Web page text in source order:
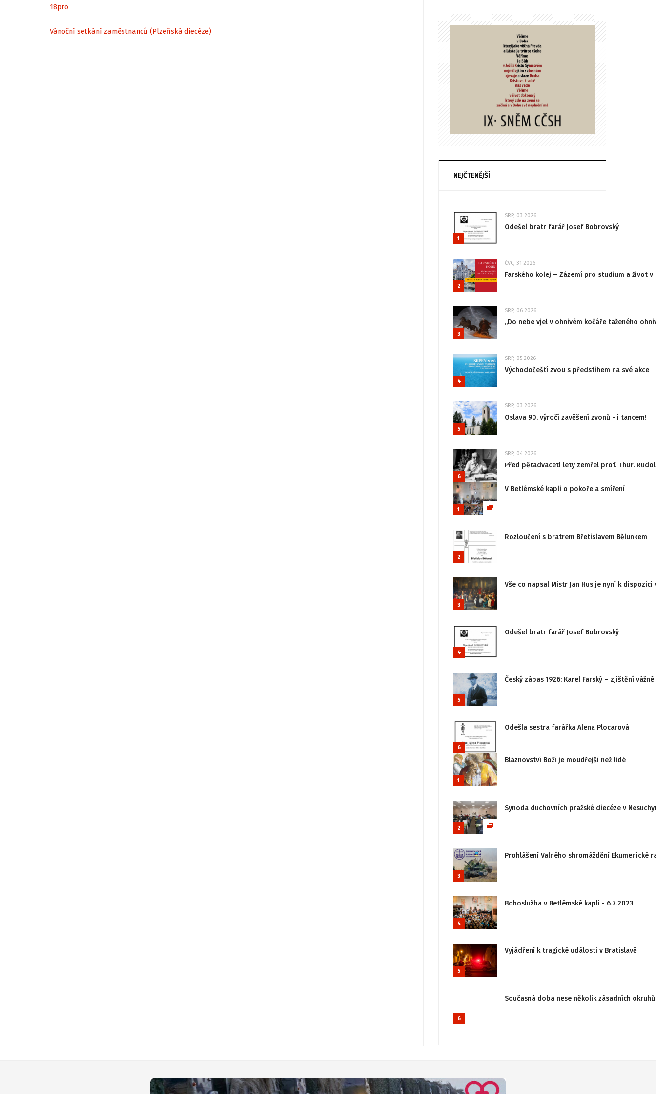
18pro
Vánoční setkání zaměstnanců (Plzeňská diecéze)
NEJČTENĚJŠÍ
1
SRP, 03 2026
Odešel bratr farář Josef Bobrovský
2
ČVC, 31 2026
Farského kolej – Zázemí pro studium a život v
3
SRP, 06 2026
„Do nebe vjel v ohnivém kočáře taženého
4
SRP, 05 2026
Východočeští zvou s předstihem na své akce
5
SRP, 03 2026
Oslava 90. výročí zavěšení zvonů - i tancem!
6
SRP, 04 2026
Před pětadvaceti lety zemřel prof. ThDr.
1
V Betlémské kapli o pokoře a smíření
2
Rozloučení s bratrem Břetislavem Bělunkem
3
Vše co napsal Mistr Jan Hus je nyní k
4
Odešel bratr farář Josef Bobrovský
5
Český zápas 1926: Karel Farský – zjištění
6
Odešla sestra farářka Alena Plocarová
1
Bláznovství Boží je moudřejší než lidé
2
Synoda duchovních pražské diecéze v
3
Prohlášení Valného shromáždění
4
Bohoslužba v Betlémské kapli - 6.7.2023
5
Vyjádření k tragické události v Bratislavě
6
Současná doba nese několik zásadních